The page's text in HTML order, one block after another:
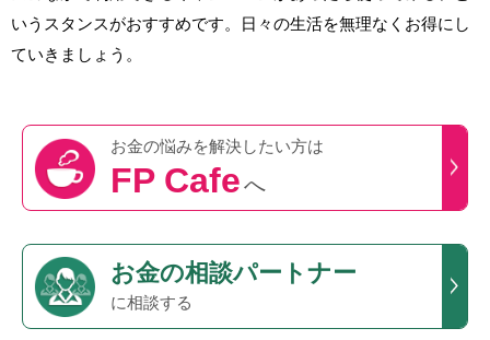
いうスタンスがおすすめです。日々の生活を無理なくお得にし
ていきましょう。
お金の悩みを解決したい方は
FP Cafeへ
お金の相談パートナー
に相談する